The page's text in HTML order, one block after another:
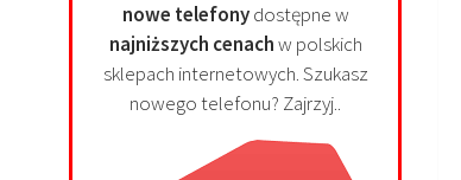
nowe telefonydostępne w
najniższych cenachw polskich
sklepach internetowych. Szukasz
nowego telefonu? Zajrzyj..